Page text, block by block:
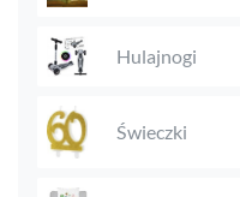
Hulajnogi
Świeczki